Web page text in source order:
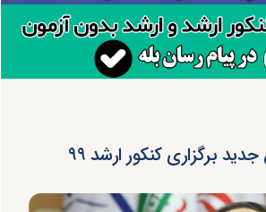
برگزاری کنکور ارشد ۹۹